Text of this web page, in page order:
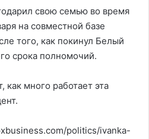
свою семью во время
на совместной базе
того, как покинул Белый
срока полномочий.
много работает эта
politics/ivanka-